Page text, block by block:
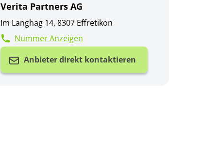
Verita Partners AG
Im Langhag 14, 8307 Effretikon
Nummer Anzeigen
Anbieter direkt kontaktieren